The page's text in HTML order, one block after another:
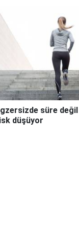
süre
düşüyor